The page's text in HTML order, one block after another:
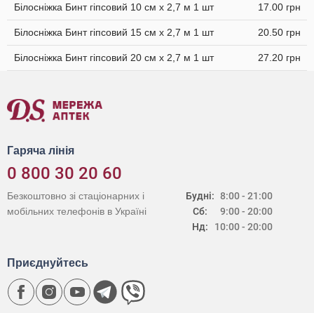
Білосніжка Бинт гіпсовий 10 см х 2,7 м 1 шт 17.00 грн
Білосніжка Бинт гіпсовий 15 см х 2,7 м 1 шт 20.50 грн
Білосніжка Бинт гіпсовий 20 см х 2,7 м 1 шт 27.20 грн
Гаряча лінія
0 800 30 20 60
Будні:
Сб:
Нд:
8:00 - 21:00
9:00 - 20:00
10:00 - 20:00
Безкоштовно зі стаціонарних і
мобільних телефонів в Україні
Приєднуйтесь